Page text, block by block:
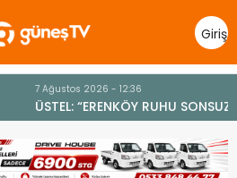
Giriş
Yap
SONSUZA DEK YAŞAYACAK”